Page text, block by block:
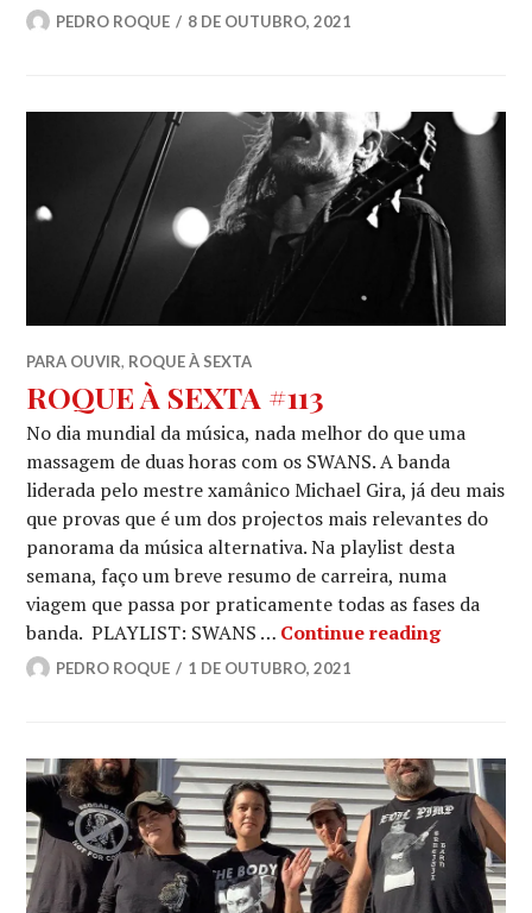
PEDRO ROQUE 8 DE OUTUBRO, 2021
PARA OUVIR, ROQUE À SEXTA
ROQUE À SEXTA #113
No dia mundial da música, nada melhor do que uma
massagem de duas horas com os SWANS. A banda
liderada pelo mestre xamânico Michael Gira, já deu mais
que provas que é um dos projectos mais relevantes do
panorama da música alternativa. Na playlist desta
semana, faço um breve resumo de carreira, numa
viagem que passa por praticamente todas as fases da
banda. PLAYLIST: SWANS … Continue readingROQUE
PEDRO ROQUE 1 DE OUTUBRO, 2021